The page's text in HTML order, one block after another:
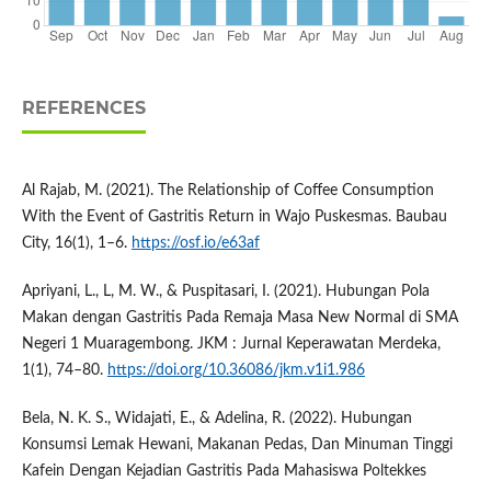
REFERENCES
Al Rajab, M. (2021). The Relationship of Coffee Consumption
With the Event of Gastritis Return in Wajo Puskesmas. Baubau
City, 16(1), 1–6. https://osf.io/e63af
Apriyani, L., L, M. W., & Puspitasari, I. (2021). Hubungan Pola
Makan dengan Gastritis Pada Remaja Masa New Normal di SMA
Negeri 1 Muaragembong. JKM : Jurnal Keperawatan Merdeka,
1(1), 74–80. https://doi.org/10.36086/jkm.v1i1.986
Bela, N. K. S., Widajati, E., & Adelina, R. (2022). Hubungan
Konsumsi Lemak Hewani, Makanan Pedas, Dan Minuman Tinggi
Kafein Dengan Kejadian Gastritis Pada Mahasiswa Poltekkes